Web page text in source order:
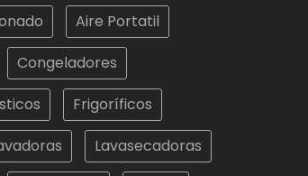
Aire Portatil
Congeladores
Frigoríficos
Lavasecadoras